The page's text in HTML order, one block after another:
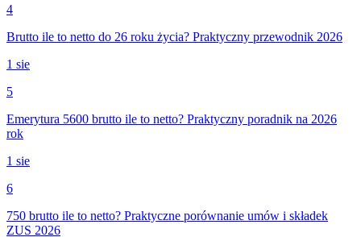
4
Brutto ile to netto do 26 roku życia? Praktyczny przewodnik 2026
1 sie
5
Emerytura 5600 brutto ile to netto? Praktyczny poradnik na 2026
rok
1 sie
6
750 brutto ile to netto? Praktyczne porównanie umów i składek
ZUS 2026